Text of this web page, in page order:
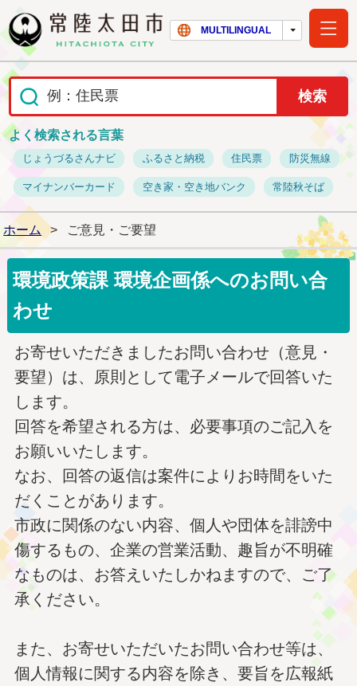
常陸太田市ホー
MULTILINGUAL
よく検索される言葉
じょうづるさんナビ ふるさと納税 住民票 防災無線
マイナンバーカード 空き家・空き地バンク 常陸秋そば
ホーム > ご意見・ご要望
環境政策課 環境企画係へのお問い合
わせ
お寄せいただきましたお問い合わせ（意見・
要望）は、原則として電子メールで回答いた
します。
回答を希望される方は、必要事項のご記入を
お願いいたします。
なお、回答の返信は案件によりお時間をいた
だくことがあります。
市政に関係のない内容、個人や団体を誹謗中
傷するもの、企業の営業活動、趣旨が不明確
なものは、お答えいたしかねますので、ご了
承ください。
また、お寄せいただいたお問い合わせ等は、
個人情報に関する内容を除き、要旨を広報紙